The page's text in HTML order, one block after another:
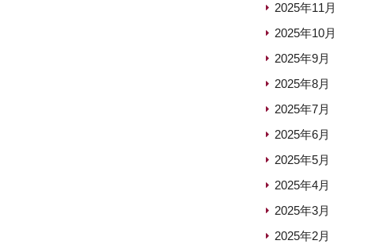
2025年11月
2025年10月
2025年9月
2025年8月
2025年7月
2025年6月
2025年5月
2025年4月
2025年3月
2025年2月